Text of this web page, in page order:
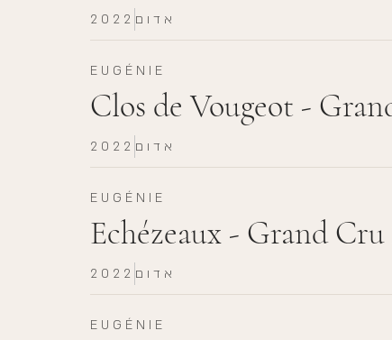
2022 אדום
EUGÉNIE
Clos de Vougeot -
2022 אדום
EUGÉNIE
Echézeaux - Grand Cru
2022 אדום
EUGÉNIE